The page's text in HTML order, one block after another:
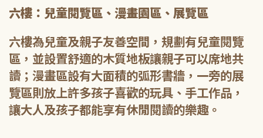
六樓：兒童閱覽區、漫畫園區、展覽區
六樓為兒童及親子友善空間，規劃有兒童閱覽
區，並設置舒適的木質地板讓親子可以席地共
讀；漫畫區設有大面積的弧形書牆，一旁的展
覽區則放上許多孩子喜歡的玩具、手工作品，
讓大人及孩子都能享有休閒閱讀的樂趣。